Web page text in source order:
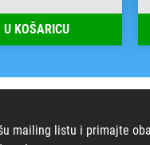
U KOŠARICU
mailing listu i primajte